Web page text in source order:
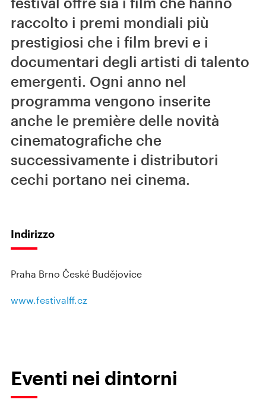
raccolto i premi mondiali più
prestigiosi che i film brevi e i
documentari degli artisti di talento
emergenti. Ogni anno nel
programma vengono inserite
anche le première delle novità
cinematografiche che
successivamente i distributori
cechi portano nei cinema.
Indirizzo
Praha Brno České Budějovice
www.festivalff.cz
Eventi nei dintorni